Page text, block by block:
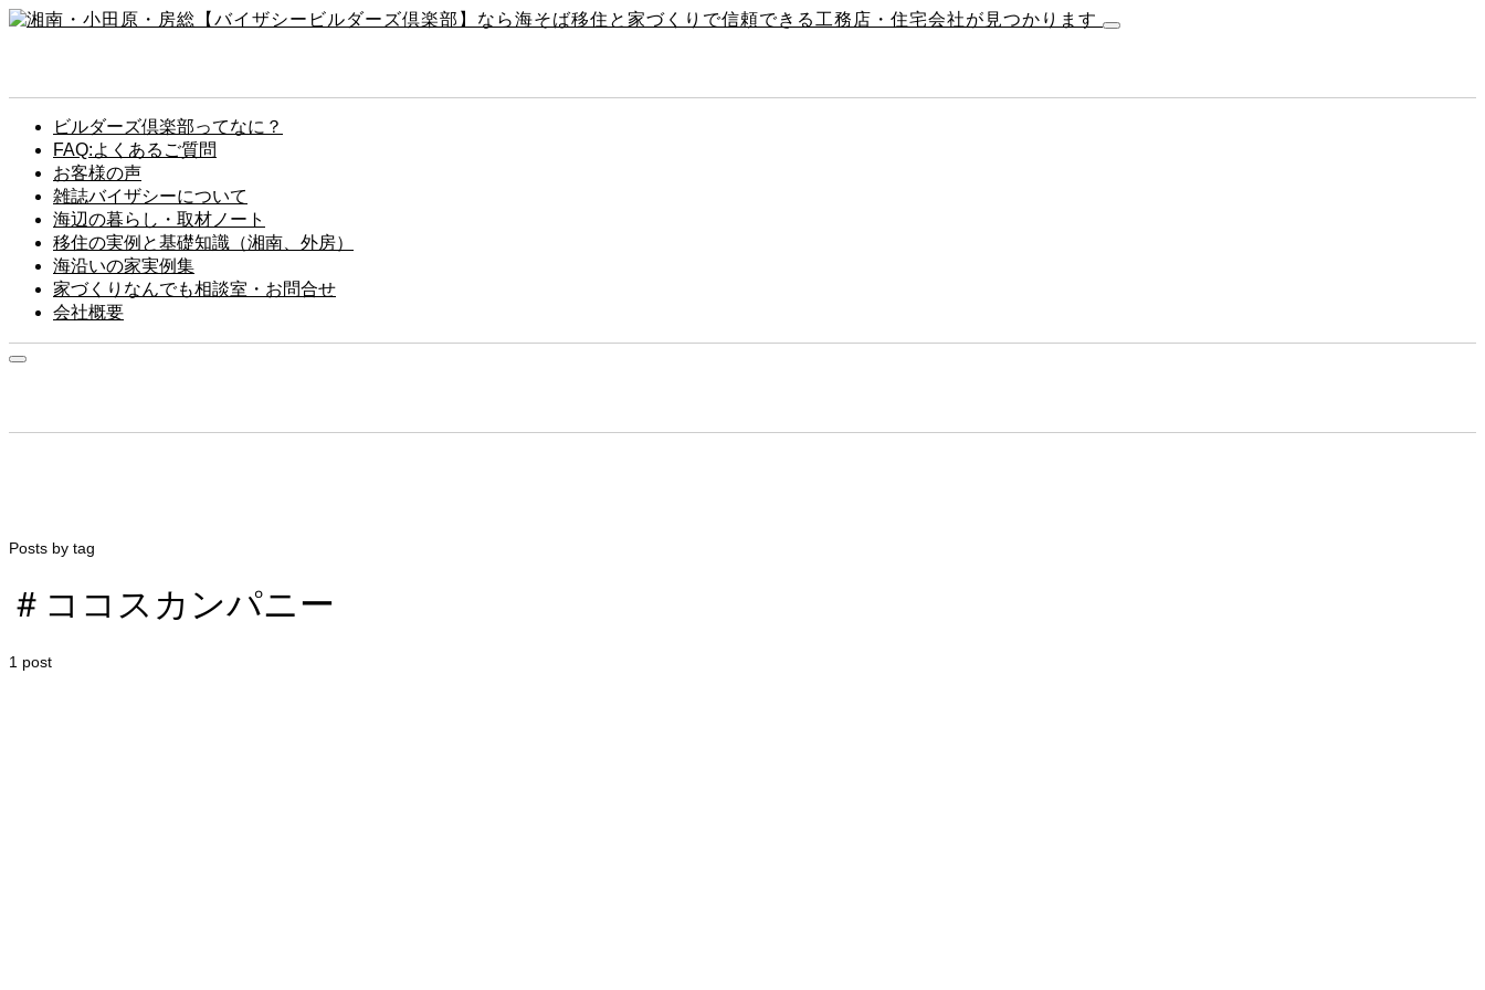
ビルダーズ倶楽部ってなに？
FAQ:よくあるご質問
お客様の声
雑誌バイザシーについて
海辺の暮らし・取材ノート
移住の実例と基礎知識（湘南、外房）
海沿いの家実例集
家づくりなんでも相談室・お問合せ
会社概要
Posts by tag
＃ココスカンパニー
1 post